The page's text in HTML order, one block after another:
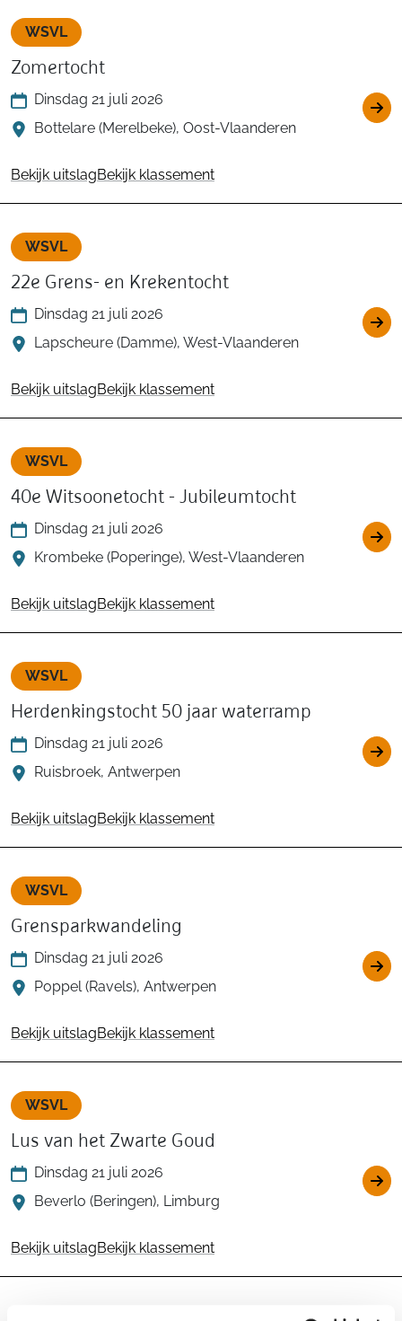
WSVL
Zomertocht
Dinsdag 21 juli 2026
Bottelare (Merelbeke), Oost-Vlaanderen
Bekijk uitslagBekijk klassement
WSVL
22e Grens- en Krekentocht
Dinsdag 21 juli 2026
Lapscheure (Damme), West-Vlaanderen
Bekijk uitslagBekijk klassement
WSVL
40e Witsoonetocht - Jubileumtocht
Dinsdag 21 juli 2026
Krombeke (Poperinge), West-Vlaanderen
Bekijk uitslagBekijk klassement
WSVL
Herdenkingstocht 50 jaar waterramp
Dinsdag 21 juli 2026
Ruisbroek, Antwerpen
Bekijk uitslagBekijk klassement
WSVL
Grensparkwandeling
Dinsdag 21 juli 2026
Poppel (Ravels), Antwerpen
Bekijk uitslagBekijk klassement
WSVL
Lus van het Zwarte Goud
Dinsdag 21 juli 2026
Beverlo (Beringen), Limburg
Bekijk uitslagBekijk klassement